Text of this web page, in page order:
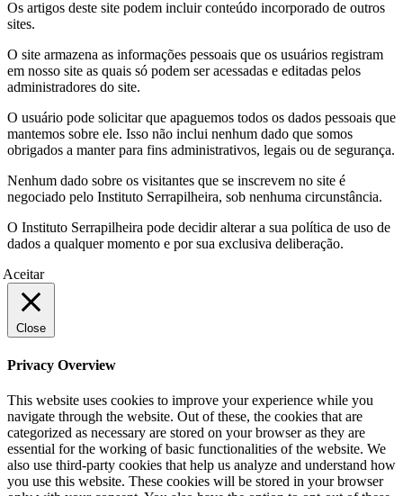
Os artigos deste site podem incluir conteúdo incorporado de outros
sites.
O site armazena as informações pessoais que os usuários registram
em nosso site as quais só podem ser acessadas e editadas pelos
administradores do site.
O usuário pode solicitar que apaguemos todos os dados pessoais que
mantemos sobre ele. Isso não inclui nenhum dado que somos
obrigados a manter para fins administrativos, legais ou de segurança.
Nenhum dado sobre os visitantes que se inscrevem no site é
negociado pelo Instituto Serrapilheira, sob nenhuma circunstância.
O Instituto Serrapilheira pode decidir alterar a sua política de uso de
dados a qualquer momento e por sua exclusiva deliberação.
Aceitar
Close
Privacy Overview
This website uses cookies to improve your experience while you
navigate through the website. Out of these, the cookies that are
categorized as necessary are stored on your browser as they are
essential for the working of basic functionalities of the website. We
also use third-party cookies that help us analyze and understand how
you use this website. These cookies will be stored in your browser